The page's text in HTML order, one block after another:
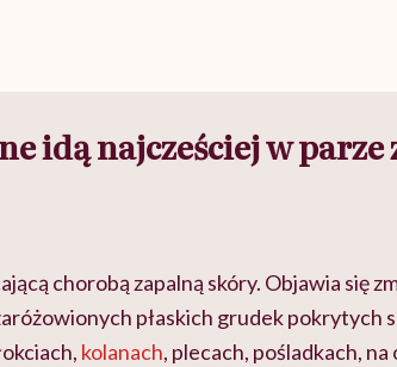
idą najcześciej w parze
chorobą zapalną skóry. Objawia się
płaskich grudek pokrytych
kolanach, plecach, pośladkach,